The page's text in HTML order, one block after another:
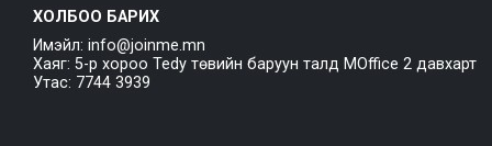
ХОЛБОО БАРИХ
Имэйл: info@joinme.mn
Хаяг: 5-р хороо Tedy төвийн баруун талд MOffice 2 давхарт
Утас: 7744 3939